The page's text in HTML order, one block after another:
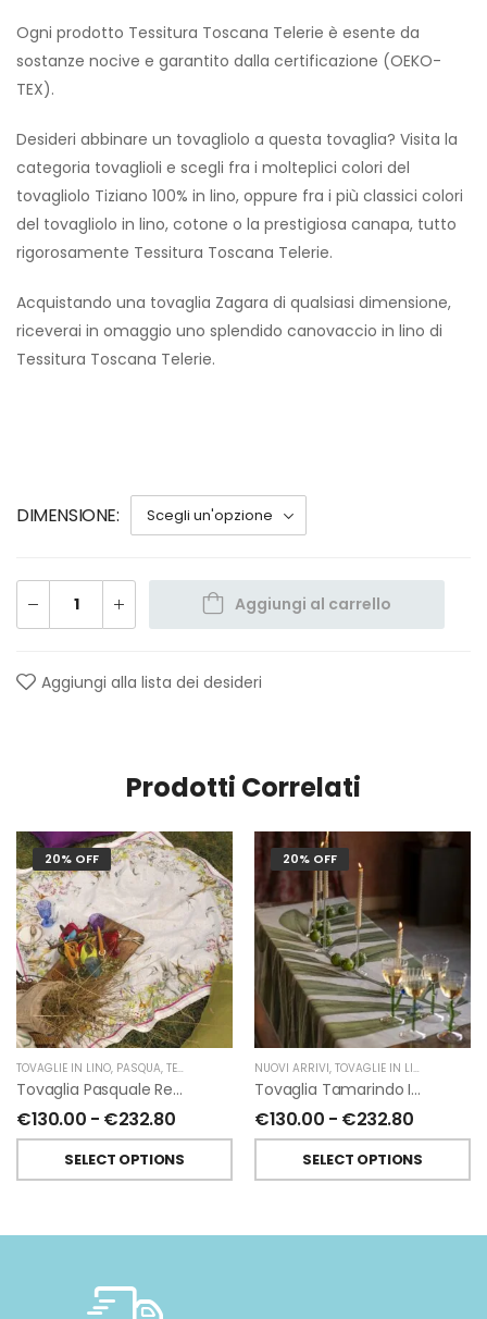
Ogni prodotto Tessitura Toscana Telerie è esente da
sostanze nocive e garantito dalla certificazione (OEKO-
TEX).
Desideri abbinare un tovagliolo a questa tovaglia? Visita la
categoria tovaglioli e scegli fra i molteplici colori del
tovagliolo Tiziano 100% in lino, oppure fra i più classici colori
del tovagliolo in lino, cotone o la prestigiosa canapa, tutto
rigorosamente Tessitura Toscana Telerie.
Acquistando una tovaglia Zagara di qualsiasi dimensione,
riceverai in omaggio uno splendido canovaccio in lino di
Tessitura Toscana Telerie.
DIMENSIONE
Aggiungi al carrello
Aggiungi alla lista dei desideri
Prodotti Correlati
20% OFF
TOVAGLIE IN LINO, PASQUA, TESSITURA TOSCANA TELERIE
Tovaglia Pasquale Remi In Lino Di Tessitura Toscana Telerie
€130.00 - €232.80
SELECT OPTIONS
20% OFF
NUOVI ARRIVI, TOVAGLIE IN LINO
Tovaglia Tamarindo In Lino Di Tessitura Toscana Telerie
€130.00 - €232.80
SELECT OPTIONS